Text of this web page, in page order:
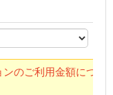
のご利用金額につき